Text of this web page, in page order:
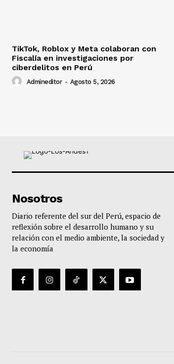
TikTok, Roblox y Meta colaboran con
Fiscalía en investigaciones por
ciberdelitos en Perú
Admineditor - Agosto 5, 2026
Nosotros
Diario referente del sur del Perú, espacio de
reflexión sobre el desarrollo humano y su
relación con el medio ambiente, la sociedad y
la economía